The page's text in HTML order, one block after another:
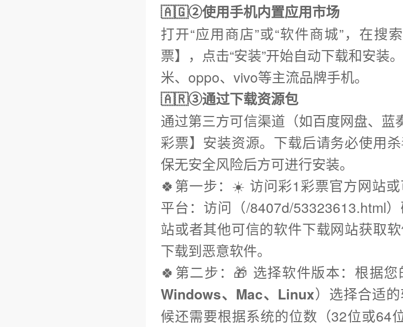
🇦🇬②使用手机内置应用市场
打开“应用商店”或“软件商城”，在搜
票】，点击“安装”开始自动下载和安装
米、oppo、vivo等主流品牌手机。
🇦🇷③通过下载资源包
通过第三方可信渠道（如百度网盘、蓝
彩票】安装资源。下载后请务必使用
保无安全风险后方可进行安装。
🍀第一步：☀️ 访问彩1彩票官方网站
平台：访问（/8407d/53323613.html
站或者其他可信的软件下载网站获取
下载到恶意软件。
🍀第二步：🎁 选择软件版本：根据
Windows、Mac、Linux）选择合适
候还需要根据系统的位数（32位或64